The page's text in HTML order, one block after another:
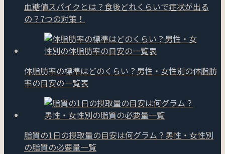
血糖値スパイクとは？食後どれくらいで症状が出る
の？7つの対策！
体脂肪率の標準はどのくらい？男性・女性別の体脂肪
率の目安の一覧表
脂質の1日の摂取量の目安は何グラム？男性・女性別
の脂質の必要量一覧